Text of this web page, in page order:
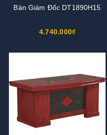
Bàn Giám Đốc DT1890H15
4.740.000₫